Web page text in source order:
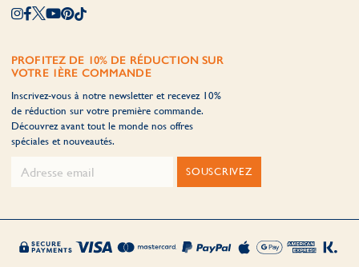
PROFITEZ DE 10% DE RÉDUCTION SUR
VOTRE 1ÈRE COMMANDE
Inscrivez-vous à notre newsletter et recevez 10%
de réduction sur votre première commande.
Découvrez avant tout le monde nos offres
spéciales et nouveautés.
SOUSCRIVEZ